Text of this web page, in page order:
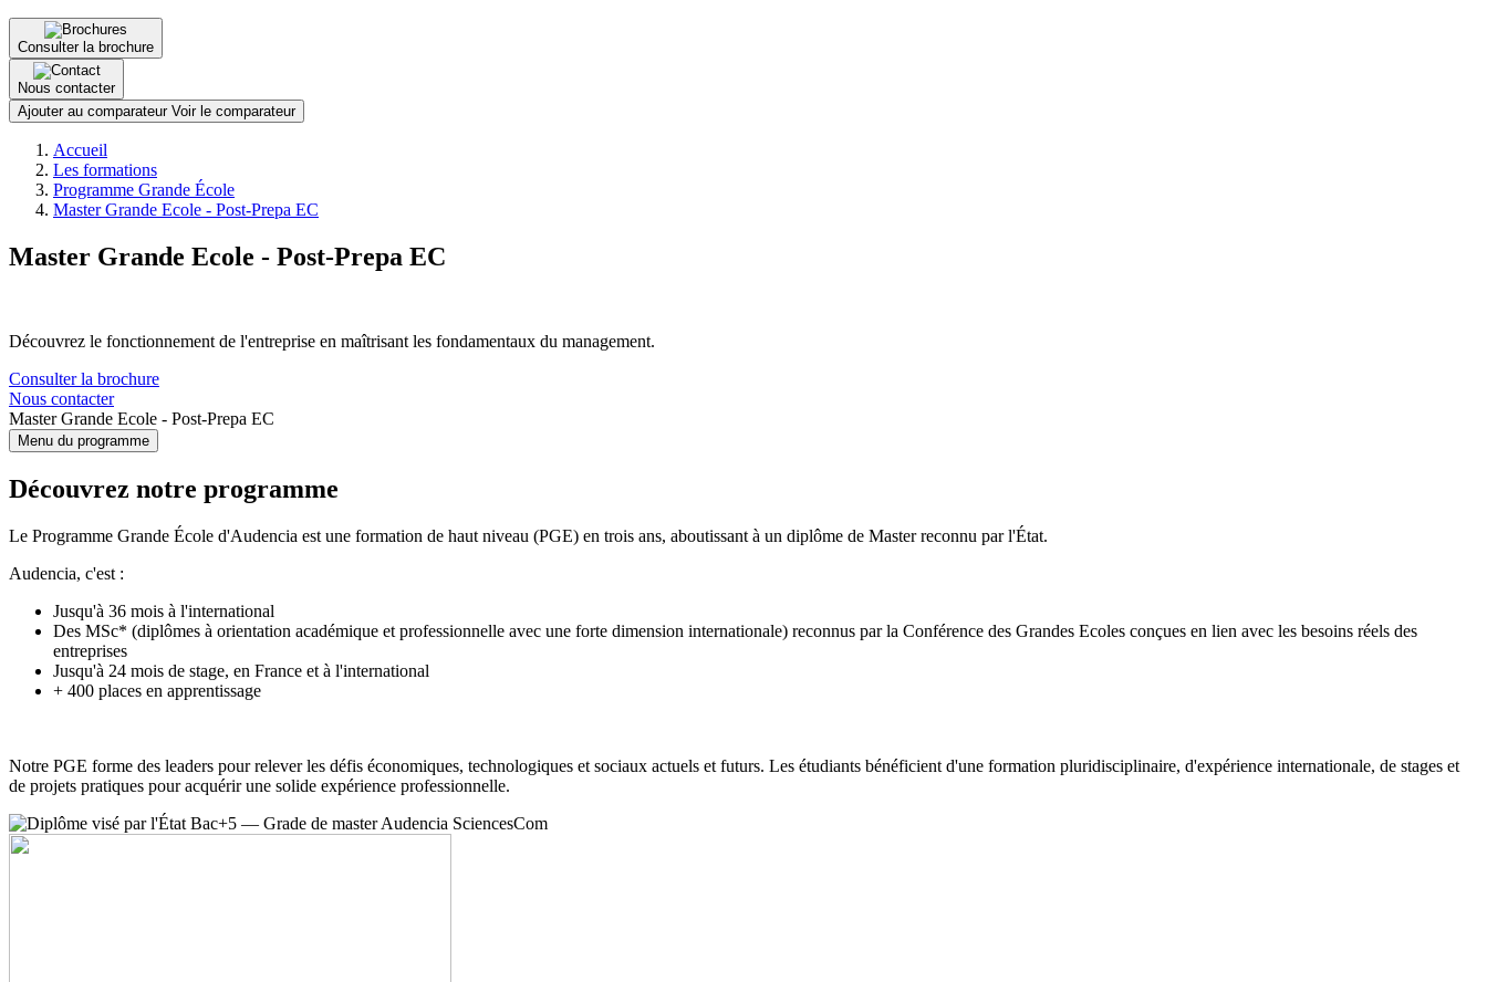
Consulter la brochure
Nous contacter
Ajouter au comparateur Voir le comparateur
d'Ariane
Accueil
Les formations
Programme Grande École
Master Grande Ecole - Post-Prepa EC
Master Grande Ecole - Post-Prepa EC
Découvrez le fonctionnement de l'entreprise en maîtrisant les fondamentaux du management.
Consulter la brochure
Nous contacter
Master Grande Ecole - Post-Prepa EC
Menu du programme
Découvrez notre programme
Le Programme Grande École d'Audencia est une formation de haut niveau (PGE) en trois ans, aboutissant à un diplôme de Master reconnu par l'État.
Audencia, c'est :
Jusqu'à 36 mois à l'international
Des MSc* (diplômes à orientation académique et professionnelle avec une forte dimension internationale) reconnus par la Conférence des Grandes Ecoles conçues en lien avec les besoins réels des
entreprises
Jusqu'à 24 mois de stage, en France et à l'international
+ 400 places en apprentissage
Notre PGE forme des leaders pour relever les défis économiques, technologiques et sociaux actuels et futurs. Les étudiants bénéficient d'une formation pluridisciplinaire, d'expérience internationale, de stages et
de projets pratiques pour acquérir une solide expérience professionnelle.